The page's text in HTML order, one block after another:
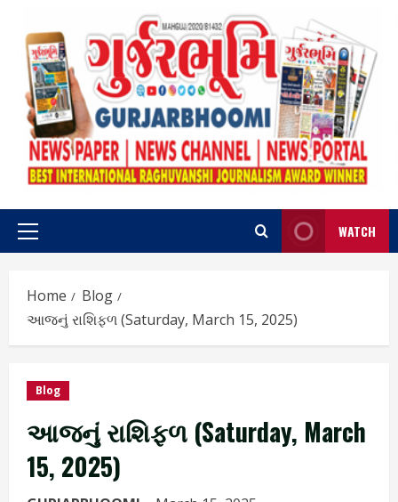
content
Primary
WATCH
Home
Blog
આજનું રાશિફળ (Saturday, March 15, 2025)
Blog
આજનું રાશિફળ (Saturday, March
15, 2025)